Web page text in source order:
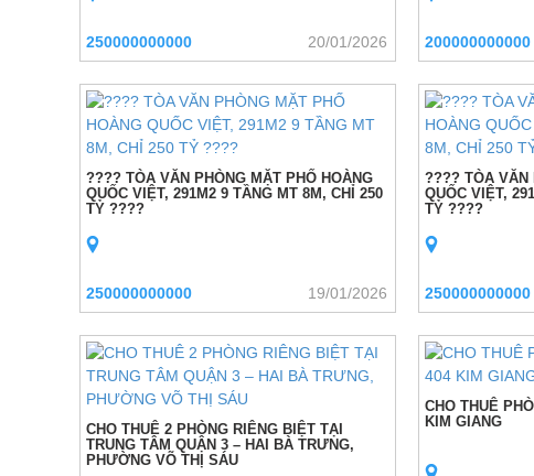
250000000000 20/01/2026 200000000000
???? TÒA VĂN PHÒNG MẶT PHỐ HOÀNG
QUỐC VIỆT, 291M2 9 TẦNG MT 8M, CHỈ 250
TỶ ????
250000000000 19/01/2026
???? TÒA VĂN
QUỐC VIỆT,
TỶ ????
250000000000
CHO THUÊ 2 PHÒNG RIÊNG BIỆT TẠI
TRUNG TÂM QUẬN 3 – HAI BÀ TRƯNG,
PHƯỜNG VÕ THỊ SÁU
CHO THUÊ
KIM GIANG